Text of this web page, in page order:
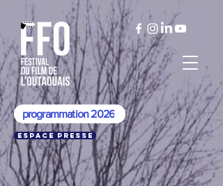
programmation 2026
Espace presse